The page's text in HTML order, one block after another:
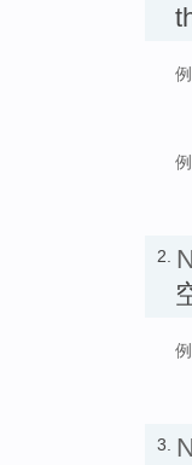
例
例
2.
例
3.